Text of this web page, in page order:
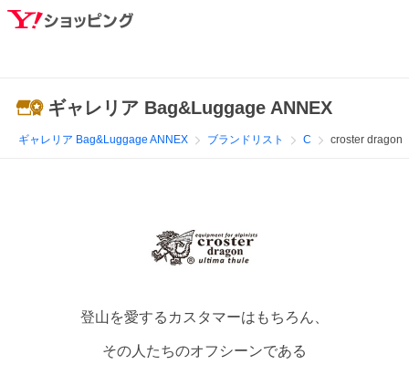
ギャレリア Bag&Luggage ANNEX
ギャレリア Bag&Luggage ANNEX ブランドリスト C croster dragon
登山を愛するカスタマーはもちろん、
その人たちのオフシーンである